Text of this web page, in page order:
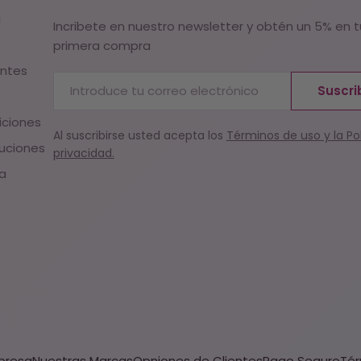
Incribete en nuestro newsletter y obtén un 5% en
primera compra
electrónico
Al suscribirse usted acepta los Términos de uso y la
privacidad.